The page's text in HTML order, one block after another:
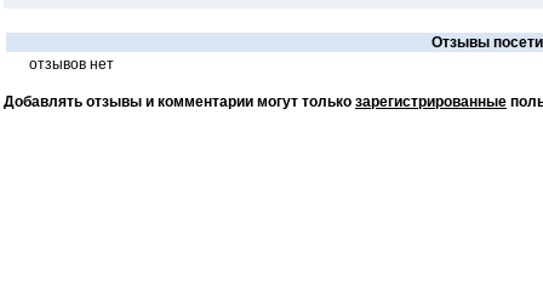
Отзывы
отзывов нет
Добавлять отзывы и комментарии могут только зарегистрированные